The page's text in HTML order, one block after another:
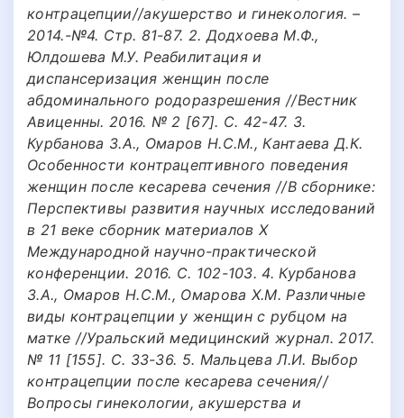
контрацепции//акушерство и гинекология. –
2014.-№4. Стр. 81-87. 2. Додхоева М.Ф.,
Юлдошева М.У. Реабилитация и
диспансеризация женщин после
абдоминального родоразрешения //Вестник
Авиценны. 2016. № 2 [67]. С. 42-47. 3.
Курбанова З.А., Омаров Н.С.М., Кантаева Д.К.
Особенности контрацептивного поведения
женщин после кесарева сечения //В сборнике:
Перспективы развития научных исследований
в 21 веке сборник материалов X
Международной научно-практической
конференции. 2016. С. 102-103. 4. Курбанова
З.А., Омаров Н.С.М., Омарова Х.М. Различные
виды контрацепции у женщин с рубцом на
матке //Уральский медицинский журнал. 2017.
№ 11 [155]. С. 33-36. 5. Мальцева Л.И. Выбор
контрацепции после кесарева сечения//
Вопросы гинекологии, акушерства и